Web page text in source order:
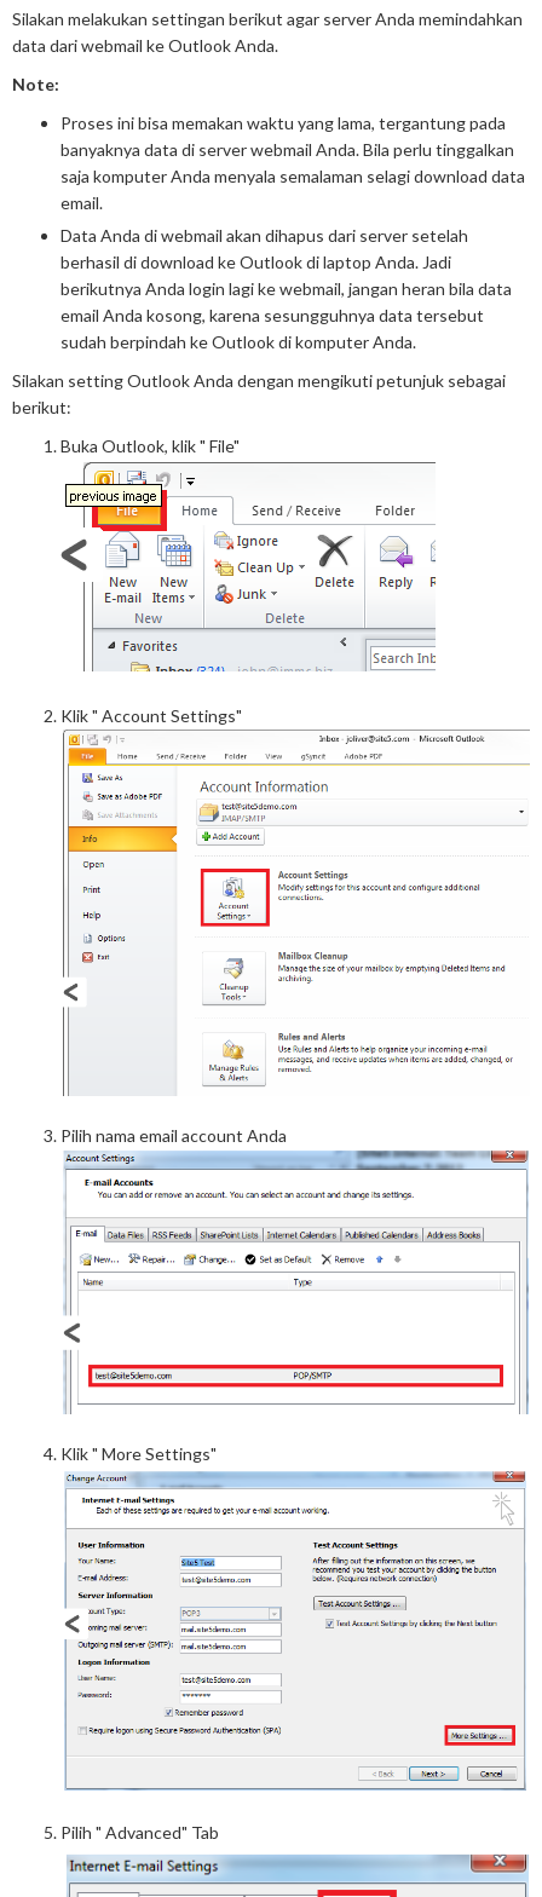
Silakan melakukan settingan berikut agar server Anda memindahkan
data dari webmail ke Outlook Anda.
Note:
Proses ini bisa memakan waktu yang lama, tergantung pada
banyaknya data di server webmail Anda. Bila perlu tinggalkan
saja komputer Anda menyala semalaman selagi download data
email.
Data Anda di webmail akan dihapus dari server setelah
berhasil di download ke Outlook di laptop Anda. Jadi
berikutnya Anda login lagi ke webmail, jangan heran bila data
email Anda kosong, karena sesungguhnya data tersebut
sudah berpindah ke Outlook di komputer Anda.
Silakan setting Outlook Anda dengan mengikuti petunjuk sebagai
berikut:
Buka Outlook, klik " File"
Klik " Account Settings"
Pilih nama email account Anda
Klik " More Settings"
Pilih " Advanced" Tab